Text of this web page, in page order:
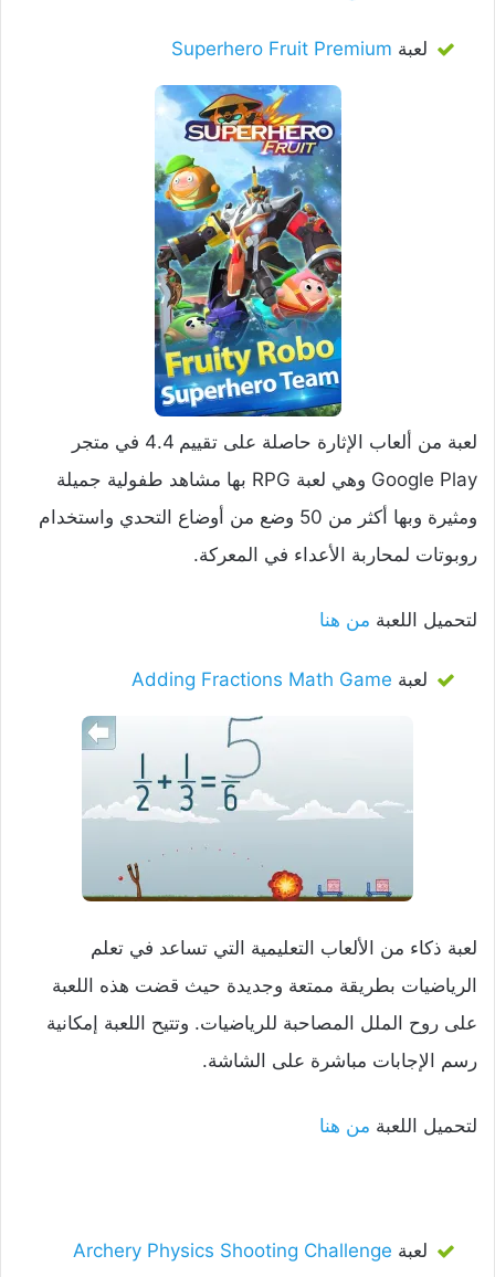
لعبة Superhero Fruit Premium
لعبة من ألعاب الإثارة حاصلة على تقييم 4.4 في متجر
Google Play وهي لعبة RPG بها مشاهد طفولية جميلة
ومثيرة وبها أكثر من 50 وضع من أوضاع التحدي واستخدام
روبوتات لمحاربة الأعداء في المعركة.
لتحميل اللعبة من هنا
لعبة Adding Fractions Math Game
لعبة ذكاء من الألعاب التعليمية التي تساعد في تعلم
الرياضيات بطريقة ممتعة وجديدة حيث قضت هذه اللعبة
على روح الملل المصاحبة للرياضيات. وتتيح اللعبة إمكانية
رسم الإجابات مباشرة على الشاشة.
لتحميل اللعبة من هنا
لعبة Archery Physics Shooting Challenge